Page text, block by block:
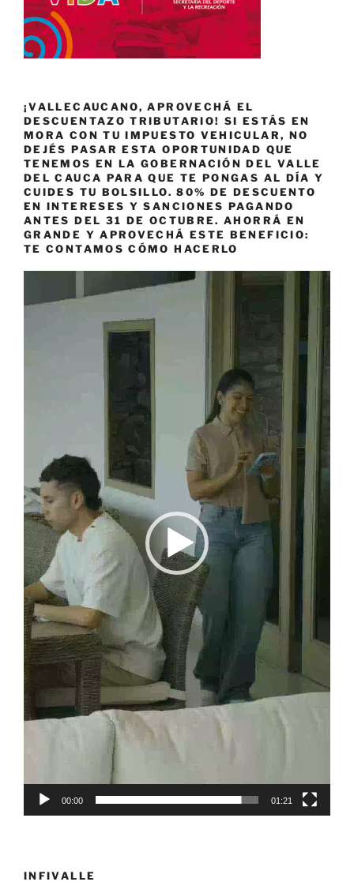
¡VALLECAUCANO, APROVECHÁ EL
DESCUENTAZO TRIBUTARIO! SI ESTÁS EN
MORA CON TU IMPUESTO VEHICULAR, NO
DEJÉS PASAR ESTA OPORTUNIDAD QUE
TENEMOS EN LA GOBERNACIÓN DEL VALLE
DEL CAUCA PARA QUE TE PONGAS AL DÍA Y
CUIDES TU BOLSILLO. 80% DE DESCUENTO
EN INTERESES Y SANCIONES PAGANDO
ANTES DEL 31 DE OCTUBRE. AHORRÁ EN
GRANDE Y APROVECHÁ ESTE BENEFICIO:
TE CONTAMOS CÓMO HACERLO
00:00 01:21
INFIVALLE